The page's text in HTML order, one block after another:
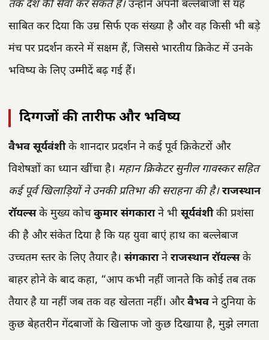
तक देश की सेवा कर सकते हैं।उन्होंने अपनी बल्लेबाजी से यह
साबित कर दिया कि उम्र सिर्फ एक संख्या है और वह किसी भी बड़े
मंच पर प्रदर्शन करने में सक्षम हैं, जिससे भारतीय क्रिकेट में उनके
भविष्य के लिए उम्मीदें बढ़ गई हैं।
दिग्गजों की तारीफ और भविष्य
वैभव सूर्यवंशीके शानदार प्रदर्शन ने कई पूर्व क्रिकेटरों और
विशेषज्ञों का ध्यान खींचा है। महान क्रिकेटर सुनील गावस्कर सहित
कई पूर्व खिलाड़ियों ने उनकी प्रतिभा की सराहना की है। राजस्थान
रॉयल्सके मुख्य कोचकुमार संगकाराने भी सूर्यवंशीकी प्रशंसा
की है और संकेत दिया है कि यह युवा बाएं हाथ का बल्लेबाज
उच्चतम स्तर के लिए तैयार है। संगकारानेराजस्थान रॉयल्सके
बाहर होने के बाद कहा, “आप कभी नहीं जानते कि कोई तब तक
तैयार है या नहीं जब तक वह खेलता नहीं। औरवैभवने दुनिया के
कुछ बेहतरीन गेंदबाजों के खिलाफ जो कुछ दिखाया है, मुझे लगता